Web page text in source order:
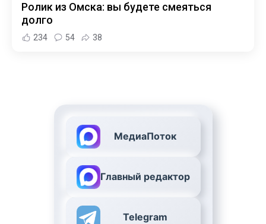
Ролик из Омска: вы будете смеяться
долго
234 54 38
МедиаПоток
Главный редактор
Telegram